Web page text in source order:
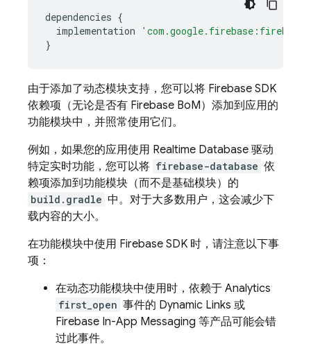
dependencies {
implementation
'com.google.firebase:firebase-
}
由于添加了动态模块支持，您可以将 Firebase SDK
依赖项（无论是否有 Firebase BoM）添加到应用的
功能模块中，并照常使用它们。
例如，如果您的应用使用 Realtime Database 驱动
特定实时功能，您可以将 firebase-database 依
赖项添加到功能模块（而不是基础模块）的
build.gradle 中。对于大多数用户，这会减少下
载内容的大小。
在功能模块中使用 Firebase SDK 时，请注意以下事
项：
在动态功能模块中使用时，依赖于 Analytics
first_open 事件的 Dynamic Links 或
Firebase In-App Messaging 等产品可能会错
过此事件。